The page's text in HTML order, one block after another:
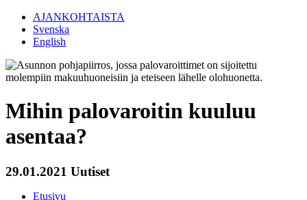
AJANKOHTAISTA
Svenska
English
Mihin palovaroitin kuuluu
asentaa?
29.01.2021 Uutiset
Etusivu